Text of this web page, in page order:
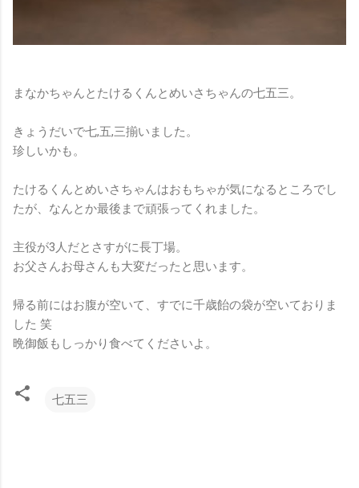
まなかちゃんとたけるくんとめいさちゃんの七五三。
きょうだいで七,五,三揃いました。
珍しいかも。
たけるくんとめいさちゃんはおもちゃが気になるところでし
たが、なんとか最後まで頑張ってくれました。
主役が3人だとさすがに長丁場。
お父さんお母さんも大変だったと思います。
帰る前にはお腹が空いて、すでに千歳飴の袋が空いておりま
した 笑
晩御飯もしっかり食べてくださいよ。
七五三